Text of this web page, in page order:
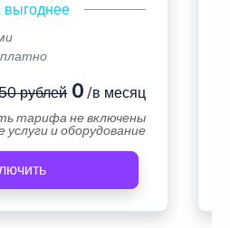
выгоднее
рублей0 /в месяц
тарифа не включены
и оборудование